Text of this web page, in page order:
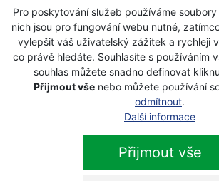
Pro poskytování služeb používáme
nich jsou pro fungování webu nutné,
vylepšit váš uživatelský zážitek a rychleji
co právě hledáte. Souhlasíte s používáním
souhlas můžete snadno definovat
Přijmout vše nebo můžete používání
odmítnout.
Další informace
Přijmout vše
Přihlaste se k odběru novinek
Zaškrtnutím souhlasím se
údajů.